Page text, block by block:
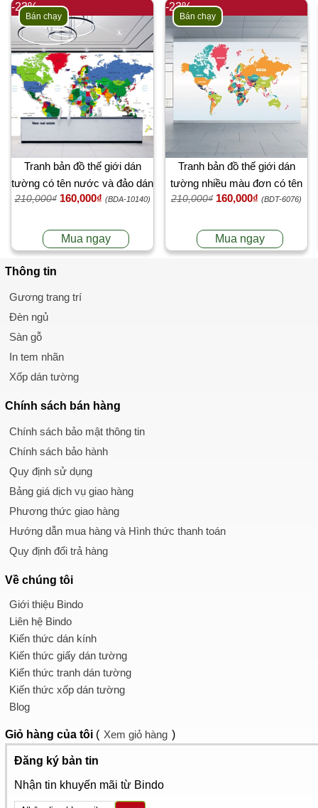
Bán chạy
-23%
Tranh bản đồ thế giới dán
tường có tên nước và đảo dán
công ty
210,000₫ 160,000₫ (BDA-10140)
Mua ngay
Bán chạy
-23%
Tranh bản đồ thế giới dán
tường nhiều màu đơn có tên
nước
210,000₫ 160,000₫ (BDT-6076)
Mua ngay
Thông tin
Gương trang trí
Đèn ngủ
Sàn gỗ
In tem nhãn
Xốp dán tường
Chính sách bán hàng
Chính sách bảo mật thông tin
Chính sách bảo hành
Quy định sử dụng
Bảng giá dịch vụ giao hàng
Phương thức giao hàng
Hướng dẫn mua hàng và Hình thức thanh toán
Quy định đổi trả hàng
Về chúng tôi
Giới thiệu Bindo
Liên hệ Bindo
Kiến thức dán kính
Kiến thức giấy dán tường
Kiến thức tranh dán tường
Kiến thức xốp dán tường
Blog
Giỏ hàng của tôi ( Xem giỏ hàng )
Đăng ký bản tin
Nhận tin khuyến mãi từ Bindo